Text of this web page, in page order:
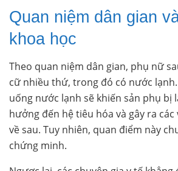
Quan niệm dân gian
khoa học
Theo quan niệm dân gian, phụ nữ
cữ nhiều thứ, trong đó có nước
uống nước lạnh sẽ khiến sản phụ bị
hưởng đến hệ tiêu hóa và gây ra
về sau. Tuy nhiên, quan điểm này
chứng minh.